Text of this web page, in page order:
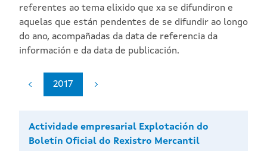
referentes ao tema elixido que xa se difundiron e
aquelas que están pendentes de se difundir ao longo
do ano, acompañadas da data de referencia da
información e da data de publicación.
2017
Actividade empresarial Explotación do
Boletín Oficial do Rexistro Mercantil